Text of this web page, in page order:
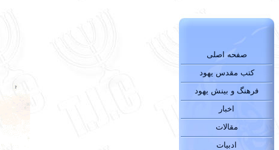
صفحه اصلی
کتب مقدس یهود
فرهنگ و بینش یهود
اخبار
مقالات
ادبیات